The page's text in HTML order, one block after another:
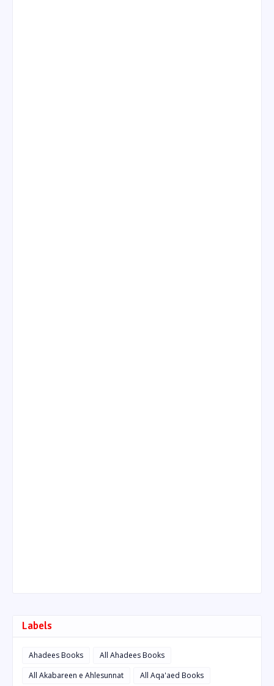
Labels
Ahadees Books
All Ahadees Books
All Akabareen e Ahlesunnat
All Aqa'aed Books